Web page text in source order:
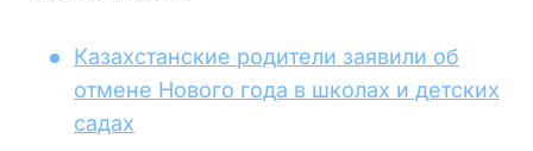
Казахстанские родители заявили об
отмене Нового года в школах и детских
садах